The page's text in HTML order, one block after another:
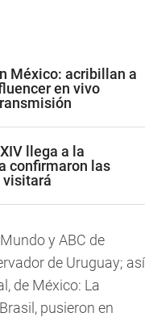
México: acribillan a
en vivo
llega a la
confirmaron las
visitará
y ABC de
de Uruguay; así
de México: La
pusieron en